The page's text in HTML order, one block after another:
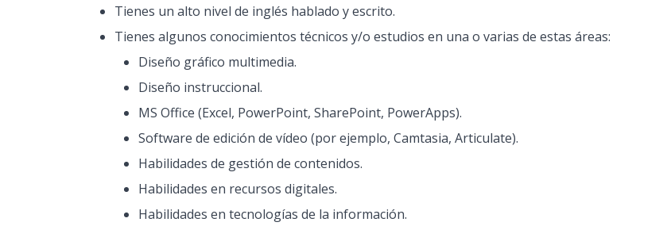
Tienes un alto nivel de inglés hablado y escrito.
Tienes algunos conocimientos técnicos y/o estudios en una o varias de estas áreas:
Diseño gráfico multimedia.
Diseño instruccional.
MS Office (Excel, PowerPoint, SharePoint, PowerApps).
Software de edición de vídeo (por ejemplo, Camtasia, Articulate).
Habilidades de gestión de contenidos.
Habilidades en recursos digitales.
Habilidades en tecnologías de la información.